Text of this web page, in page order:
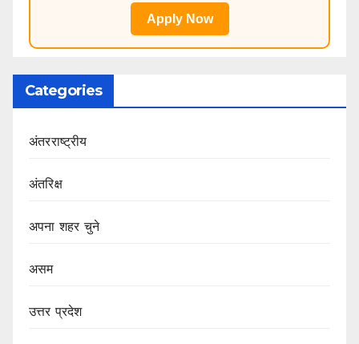
Apply Now
Categories
अंतरराष्ट्रीय
अंतरिक्ष
अपना शहर चुने
असम
उत्तर प्रदेश